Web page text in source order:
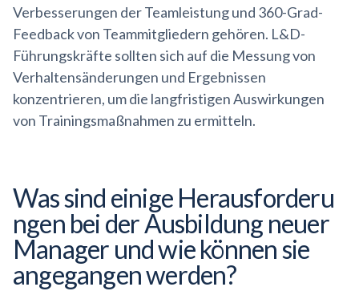
Verbesserungen der Teamleistung und 360-Grad-
Feedback von Teammitgliedern gehören. L&D-
Führungskräfte sollten sich auf die Messung von
Verhaltensänderungen und Ergebnissen
konzentrieren, um die langfristigen Auswirkungen
von Trainingsmaßnahmen zu ermitteln.
Was sind einige Herausforderu
ngen bei der Ausbildung neuer
Manager und wie können sie
angegangen werden?